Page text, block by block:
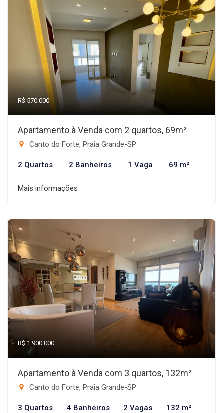
R$ 570.000
Apartamento à Venda com 2 quartos, 69m²
Canto do Forte, Praia Grande-SP
2 Quartos 2 Banheiros 1 Vaga 69 m²
Mais informações
R$ 1.900.000
Apartamento à Venda com 3 quartos, 132m²
Canto do Forte, Praia Grande-SP
3 Quartos 4 Banheiros 2 Vagas 132 m²